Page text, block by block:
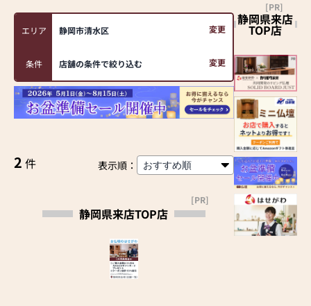
エリア 静岡市清水区 変更
条件 店舗の条件で絞り込む 変更
2 件 表示順：
静岡県来店TOP店
[PR]
静岡県来店
TOP店
[PR]